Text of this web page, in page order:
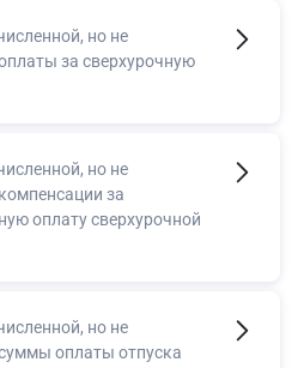
но не
за сверхурочную
но не
за
оплату сверхурочной
но не
оплаты отпуска